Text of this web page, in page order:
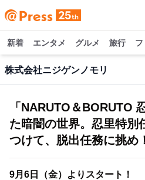
新着 エンタメ グルメ 旅行
株式会社ニジゲンノモリ
「NARUTO＆BORUTO
た暗闇の世界。忍里特別
つけて、脱出任務に挑め
9月6日（金）よりスタート！